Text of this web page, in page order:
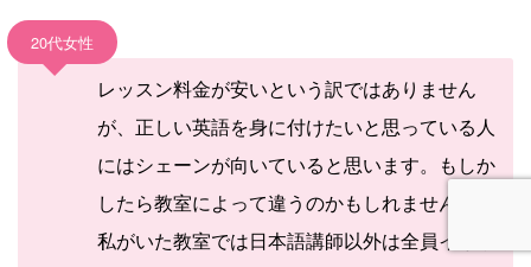
20代女性
レッスン料金が安いという訳ではありません
が、正しい英語を身に付けたいと思っている人
にはシェーンが向いていると思います。もしか
したら教室によって違うのかもしれませんが、
私がいた教室では日本語講師以外は全員イギリ